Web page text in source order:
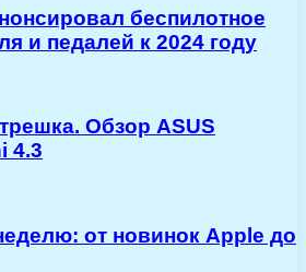
беспилотное
и педалей к 2024 году
Обзор ASUS
4.3
от новинок Apple до